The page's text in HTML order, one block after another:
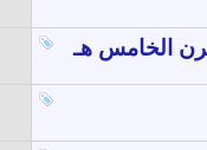
الخامس هـ